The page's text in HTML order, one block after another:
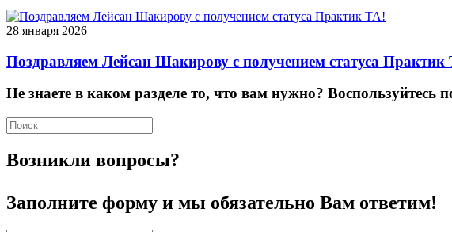
28 января 2026
Поздравляем Лейсан Шакирову с получением статуса Практик
Не знаете в каком разделе то, что вам нужно? Воспользуйтесь
Возникли вопросы?
Заполните форму и мы обязательно Вам ответим!